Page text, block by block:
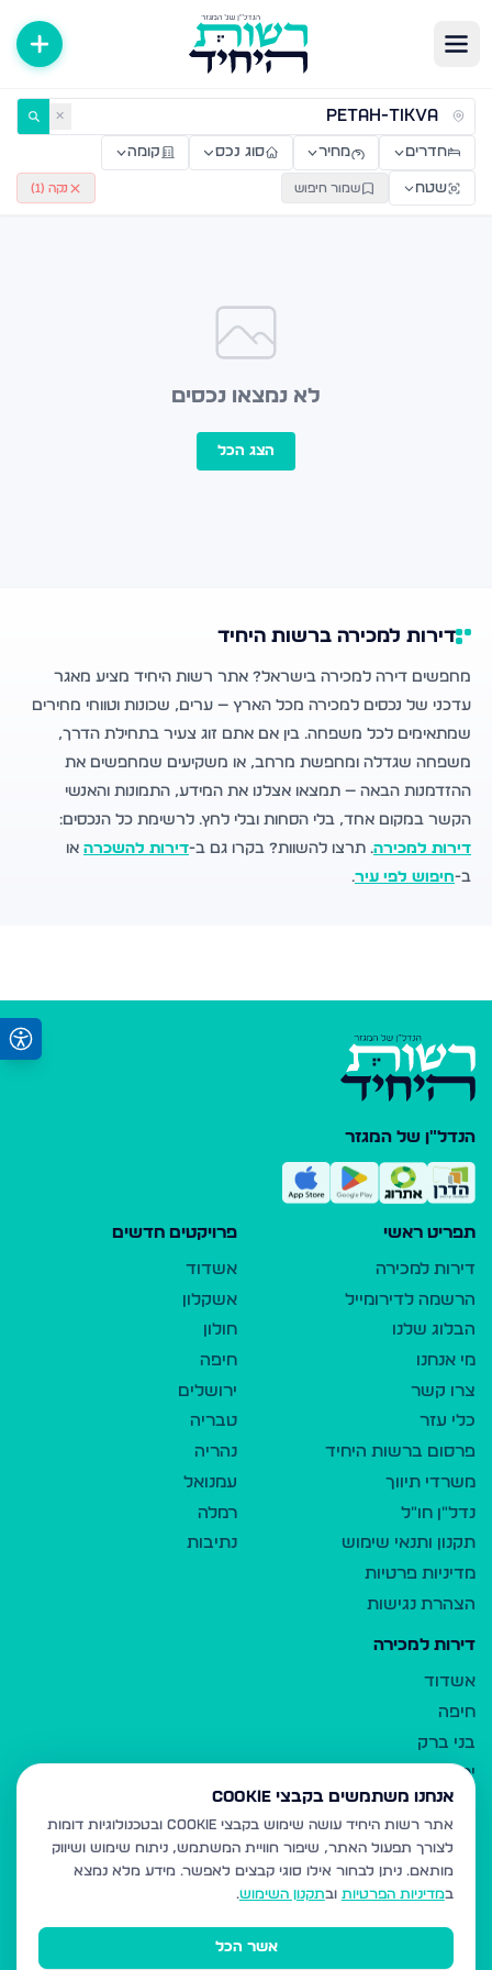
דירות למכירה ולהשכרה — רשות היחיד ✕
חדרים מחיר סוג נכס קומה
שטח שמור חיפוש נקה ( 1
)
לא נמצאו נכסים
הצג הכל
דירות למכירה ברשות היחיד
מחפשים דירה למכירה בישראל? אתר רשות היחיד מציע מאגר
עדכני של נכסים למכירה מכל הארץ — ערים, שכונות וטווחי מחירים
שמתאימים לכל משפחה. בין אם אתם זוג צעיר בתחילת הדרך,
משפחה שגדלה ומחפשת מרחב, או משקיעים שמחפשים את
ההזדמנות הבאה — תמצאו אצלנו את המידע, התמונות והאנשי
הקשר במקום אחד, בלי הסחות ובלי לחץ. לרשימת כל הנכסים:
דירות למכירה. תרצו להשוות? בקרו גם ב-דירות להשכרה או
ב-חיפוש לפי עיר.
הנדל"ן של המגזר
תפריט ראשי
דירות למכירה
הרשמה לדירומייל
הבלוג שלנו
מי אנחנו
צרו קשר
כלי עזר
פרסום ברשות היחיד
משרדי תיווך
נדל"ן חו"ל
תקנון ותנאי שימוש
מדיניות פרטיות
הצהרת נגישות
פרויקטים חדשים
אשדוד
אשקלון
חולון
חיפה
ירושלים
טבריה
נהריה
עמנואל
רמלה
נתיבות
דירות למכירה
אשדוד
חיפה
בני ברק
ירושלים
אלעד
גבעת זאב
בית שמש
רכסים
מודיעין עילית
אנחנו משתמשים בקבצי Cookie
אתר רשות היחיד עושה שימוש בקבצי Cookie ובטכנולוגיות דומות
לצורך תפעול האתר, שיפור חוויית המשתמש, ניתוח שימוש ושיווק
מותאם. ניתן לבחור אילו סוגי קבצים לאפשר. מידע מלא נמצא
במדיניות הפרטיות ובתקנון השימוש.
אשר הכל